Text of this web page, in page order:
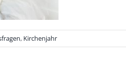
, Kirchenjahr